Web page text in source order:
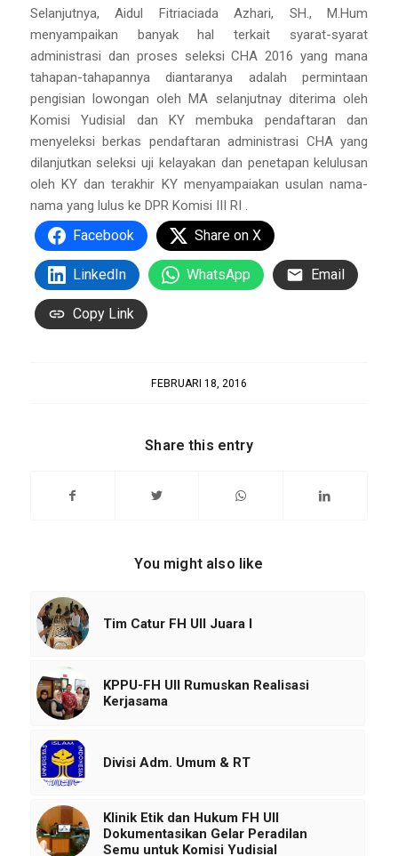
Selanjutnya, Aidul Fitriaciada Azhari, SH., M.Hum
menyampaikan banyak hal terkait syarat-syarat
administrasi dan proses seleksi CHA 2016 yang mana
tahapan-tahapannya diantaranya adalah permintaan
pengisian lowongan oleh MA selanjutnay diterima oleh
Komisi Yudisial dan KY membuka pendaftaran dan
menyeleksi berkas pendaftaran administrasi CHA yang
dilanjutkan seleksi uji kelayakan dan penetapan kelulusan
oleh KY dan terakhir KY menyampaiakan usulan nama-
nama yang lulus ke DPR Komisi III RI .
Facebook Share on X
LinkedIn WhatsApp Email
Copy Link
FEBRUARI 18, 2016
Share this entry
You might also like
Tim Catur FH UII Juara I
KPPU-FH UII Rumuskan Realisasi
Kerjasama
Divisi Adm. Umum & RT
Klinik Etik dan Hukum FH UII
Dokumentasikan Gelar Peradilan
Semu untuk Komisi Yudisial